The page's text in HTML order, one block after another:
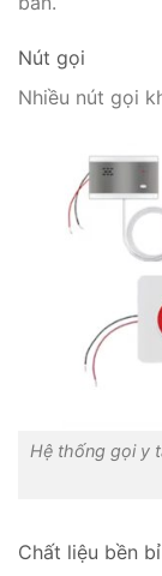
Nút gọi
Nhiều nút gọi
Hệ thống gọi y
Chất liệu bền bỉ